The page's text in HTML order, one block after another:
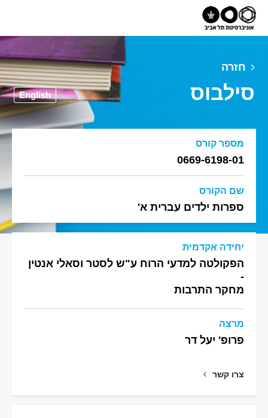
חזרה
סילבוס English
מספר קורס
0669-6198-01
שם הקורס
ספרות ילדים עברית א'
יחידה אקדמית
הפקולטה למדעי הרוח ע"ש לסטר וסאלי אנטין
-
מחקר התרבות
מרצה
פרופ' יעל דר
צרו קשר